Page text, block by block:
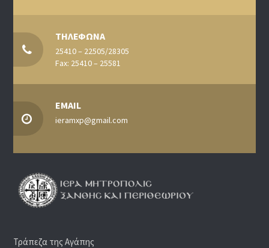
ΤΗΛΕΦΩΝΑ
25410 – 22505/28305
Fax: 25410 – 25581
EMAIL
ieramxp@gmail.com
Τράπεζα της Αγάπης